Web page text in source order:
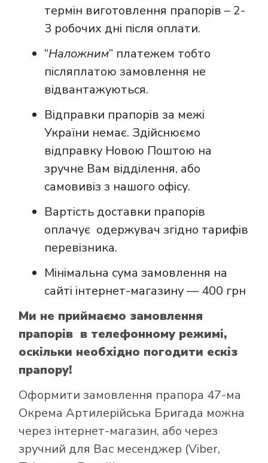
термін виготовлення прапорів – 2-
3 робочих дні після оплати.
“Наложним” платежем тобто
післяплатою замовлення не
відвантажуються.
Відправки прапорів за межі
України немає. Здійснюємо
відправку Новою Поштою на
зручне Вам відділення, або
самовивіз з нашого офісу.
Вартість доставки прапорів
оплачує одержувач згідно тарифів
перевізника.
Мінімальна сума замовлення на
сайті інтернет-магазину — 400 грн
Ми не приймаємо замовлення
прапорів в телефонному режимі,
оскільки необхідно погодити ескіз
прапору!
Оформити замовлення прапора 47-ма
Окрема Артилерійська Бригада можна
через інтернет-магазин, або через
зручний для Вас месенджер (Viber,